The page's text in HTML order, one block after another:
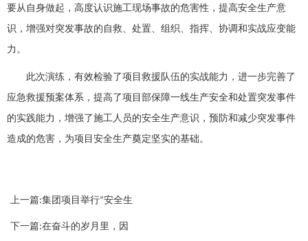
要从自身做起，高度认识施工现场事故的危害性，提高安全生产意
识，增强对突发事故的自救、处置、组织、指挥、协调和实战应变能
力。
此次演练，有效检验了项目救援队伍的实战能力，进一步完善了
应急救援预案体系，提高了项目部保障一线生产安全和处置突发事件
的实践能力，增强了施工人员的安全生产意识，预防和减少突发事件
造成的危害，为项目安全生产奠定坚实的基础。
上一篇:集团项目举行“安全生
产月”活动
下一篇:在奋斗的岁月里，因